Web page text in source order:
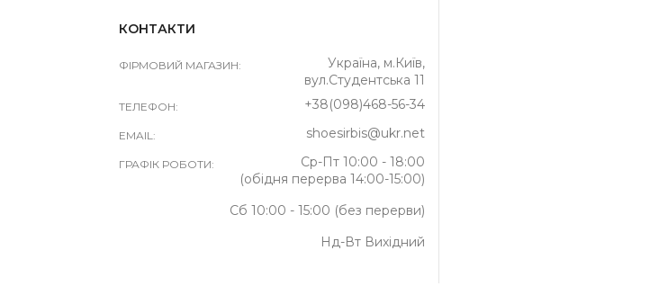
КОНТАКТИ
ФІРМОВИЙ МАГАЗИН:
Україна, м.Київ,
вул.Студентська 11
ТЕЛЕФОН: +38(098)468-56-34
EMAIL: shoesirbis@ukr.net
ГРАФІК РОБОТИ:
Ср-Пт 10:00 - 18:00
(обідня перерва 14:00-15:00)
Сб 10:00 - 15:00 (без перерви)
Нд-Вт Вихідний